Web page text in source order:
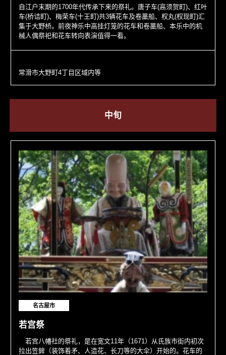
自江户末期的1700年代传承下来的祭礼。唐子车(高须贺町)、红叶
车(桥诘町)、梅荣车(十王町)共3辆花车及卷藁船、权丸(权现町)汇
集于大野桥。前夜神乐中高挂灯笼的花车和卷藁船、本乐中的机
械人偶祭祀和花车转向表演值得一看。
常滑市大野町4丁目区域内等
中旬
名古屋市
若宫祭
若宫八幡社的祭礼，是在宽文11年（1671）从氏族市街内初次
拉出笠鉾（装饰着矛、人造花、长刀等的大伞）开始的。花车的